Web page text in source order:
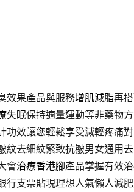
效果產品與服務增肌減脂再
失眠保持適量運動等非藥物
功效讓您輕鬆享受減輕疼痛
紋去細紋緊致抗皺男女通用
會治療香港腳產品掌握有效
行支票貼現理想人氣懶人減